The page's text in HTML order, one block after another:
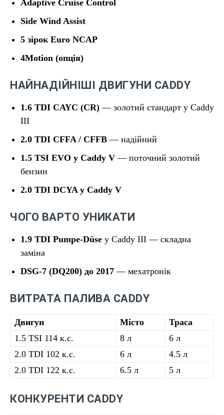
Adaptive Cruise Control
Side Wind Assist
5 зірок Euro NCAP
4Motion (опція)
НАЙНАДІЙНІШІ ДВИГУНИ CADDY
1.6 TDI CAYC (CR) — золотий стандарт у Caddy
III
2.0 TDI CFFA / CFFB — надійний
1.5 TSI EVO у Caddy V — поточний золотий
бензин
2.0 TDI DCYA у Caddy V
ЧОГО ВАРТО УНИКАТИ
1.9 TDI Pumpe-Düse у Caddy III — складна
заміна
DSG-7 (DQ200) до 2017 — мехатронік
ВИТРАТА ПАЛИВА CADDY
Двигун Місто
Траса
1.5 TSI 114 к.с.
8 л
6 л
2.0 TDI 102 к.с.
6 л
4.5 л
2.0 TDI 122 к.с.
6.5 л 5 л
КОНКУРЕНТИ CADDY